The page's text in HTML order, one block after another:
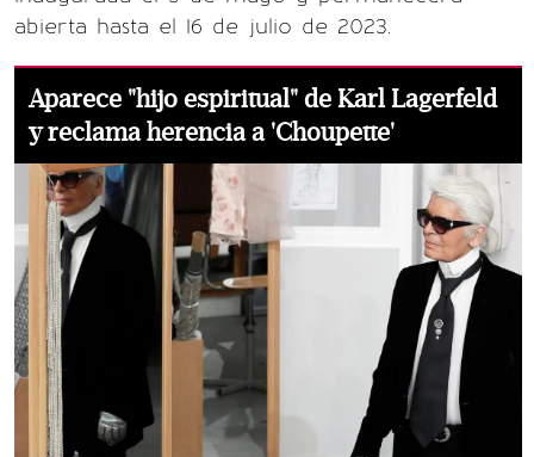
abierta hasta el 16 de julio de 2023.
Aparece "hijo espiritual" de Karl Lagerfeld
y reclama herencia a 'Choupette'